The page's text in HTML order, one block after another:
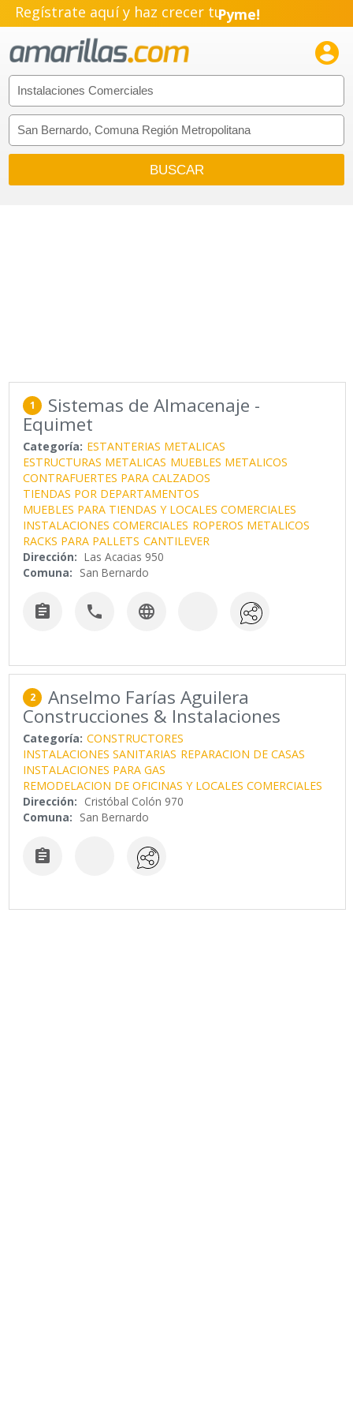
Regístrate aquí y haz crecer tuPyme!
Emprendimiento!

1 Sistemas de Almacenaje -
Equimet
Categoría: ESTANTERIAS METALICAS
ESTRUCTURAS METALICAS MUEBLES METALICOS
CONTRAFUERTES PARA CALZADOS
TIENDAS POR DEPARTAMENTOS
MUEBLES PARA TIENDAS Y LOCALES COMERCIALES
INSTALACIONES COMERCIALES ROPEROS METALICOS
RACKS PARA PALLETS CANTILEVER
Dirección: Las Acacias 950
Comuna: San Bernardo
  
2 Anselmo Farías Aguilera
Construcciones & Instalaciones
Categoría: CONSTRUCTORES
INSTALACIONES SANITARIAS REPARACION DE CASAS
INSTALACIONES PARA GAS
REMODELACION DE OFICINAS Y LOCALES COMERCIALES
Dirección: Cristóbal Colón 970
Comuna: San Bernardo
